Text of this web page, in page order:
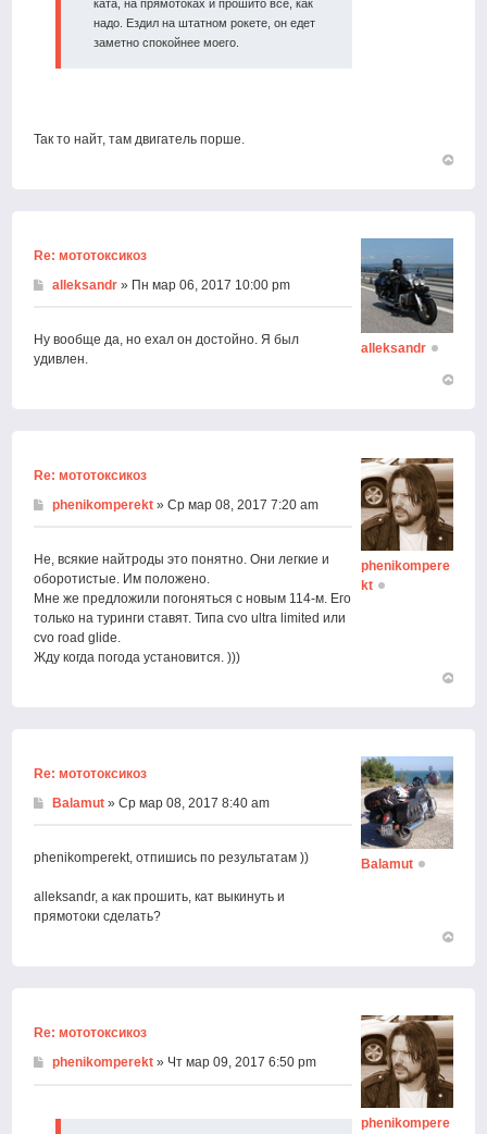
ката, на прямотоках и прошито все, как
надо. Ездил на штатном рокете, он едет
заметно спокойнее моего.
Так то найт, там двигатель порше.
Re: мототоксикоз
alleksandr » Пн мар 06, 2017 10:00 pm
Ну вообще да, но ехал он достойно. Я был
удивлен.
alleksandr
Re: мототоксикоз
phenikomperekt » Ср мар 08, 2017 7:20 am
Не, всякие найтроды это понятно. Они легкие и
оборотистые. Им положено.
Мне же предложили погоняться с новым 114-м. Его
только на туринги ставят. Типа cvo ultra limited или
cvo road glide.
Жду когда погода установится. )))
phenikompere
kt
Re: мототоксикоз
Balamut » Ср мар 08, 2017 8:40 am
phenikomperekt, отпишись по результатам ))
alleksandr, а как прошить, кат выкинуть и
прямотоки сделать?
Balamut
Re: мототоксикоз
phenikomperekt » Чт мар 09, 2017 6:50 pm
phenikompere